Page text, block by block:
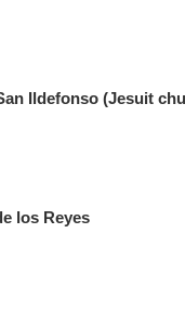
Ildefonso (Jesuit
los Reyes